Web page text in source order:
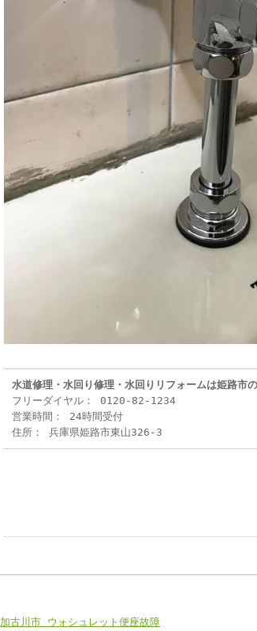
水道修理・水回り修理・水回りリフォームは姫路市
フリーダイヤル： 0120-82-1234
営業時間： 24時間受付
住所： 兵庫県姫路市東山326-3
加古川市 ウォシュレット便座故障